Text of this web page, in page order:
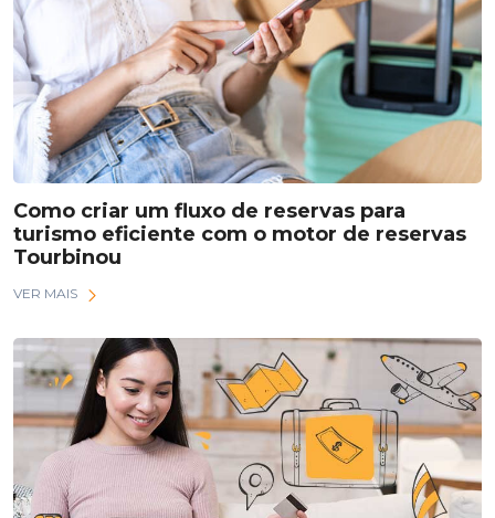
Como criar um fluxo de reservas para
turismo eficiente com o motor de reservas
Tourbinou
VER MAIS